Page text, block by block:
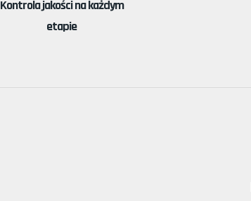
Kontrola jakości na każdym
etapie